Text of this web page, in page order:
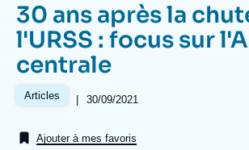
Navigation
principale
L'Ifri
À propos de l'Ifri
30 ans après la
l'URSS : focus sur
centrale
Articles |
Date
publication
30/09/2021
Ajouter à mes favoris